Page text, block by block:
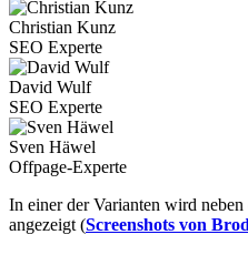
Christian Kunz
SEO Experte
David Wulf
SEO Experte
Sven Häwel
Offpage-Experte
In einer der Varianten wird
angezeigt (Screenshots von